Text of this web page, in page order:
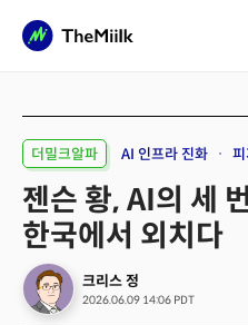
더밀크알파 AI 인프라 진화
젠슨 황, AI의 세
한국에서 외치다
크리스 정
2026.06.09 14:06 PDT